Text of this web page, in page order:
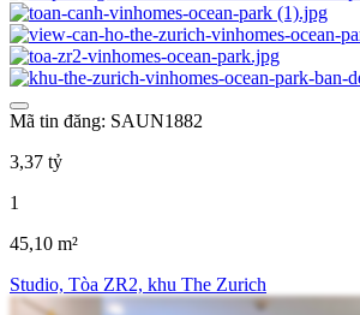
Mã tin đăng: SAUN1882
3,37 tỷ
1
45,10 m²
Studio, Tòa ZR2, khu The Zurich